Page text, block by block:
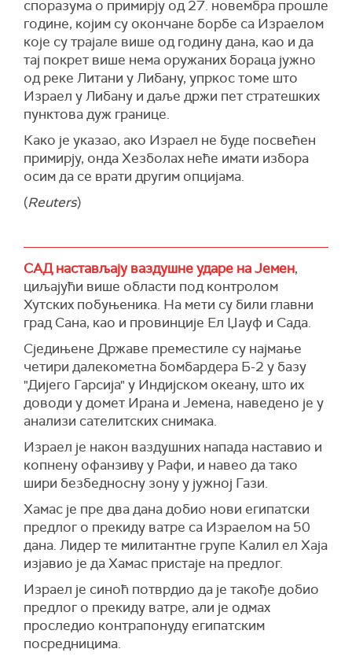
Хамнеи је оценио Трампову поруку као
"обмањујућу", док је ирански министар
спољних послова Абас Аракчи рекао да
преговори нису могући док Вашингтон не
промени своју политику "максималног
притиска".
Аракчи је рекао да је Иран детаљно проучио
Трампово писмо и да је посредством Омана
послао "одговарајући одговор".
Током свог првог мандата од 2017. до 2021.
године, Трамп је повукао САД из нуклеарног
санкција.
Након тога, Иран је прекршио одредбе
споразума повећањем обогаћивања
уранијума, посебно након што су САД поново
увеле санкције. Западне силе оптужују Иран
да тајно развија нуклеарно оружје, док
Техеран тврди да развија свој нуклеарни
програм искључиво у цивилне сврхе.
"Либан је одговоран за оно што долази са
његове територије и мора да обезбеди да…
ниједан напад на Израел не дође са његове
територије", каже Нетанјаху, очигледно
мислећи на недавну ракетну ватру.
Захваљује САД на извођењу напада против
Хута у Јемену, називајући то "великом
променом".
(Times of Israel)
( Танјуг)
споразума о примирју од 27. новембра прошле
године, којим су окончане борбе са Израелом
које су трајале више од годину дана, као и да
тај покрет више нема оружаних бораца јужно
од реке Литани у Либану, упркос томе што
Израел у Либану и даље држи пет стратешких
пунктова дуж границе.
Како је указао, ако Израел не буде посвећен
примирју, онда Хезболах неће имати избора
осим да се врати другим опцијама.
(Reuters)
САД настављају ваздушне ударе на Јемен,
циљајући више области под контролом
Хутских побуњеника. На мети су били главни
град Сана, као и провинције Ел Џауф и Сада.
Сједињене Државе преместиле су најмање
четири далекометна бомбардера Б-2 у базу
"Дијего Гарсија" у Индијском океану, што их
доводи у домет Ирана и Јемена, наведено је у
анализи сателитских снимака.
Израел је након ваздушних напада наставио и
копнену офанзиву у Рафи, и навео да тако
шири безбедносну зону у јужној Гази.
Хамас је пре два дана добио нови египатски
предлог о прекиду ватре са Израелом на 50
дана. Лидер те милитантне групе Калил ел Хаја
изјавио је да Хамас пристаје на предлог.
Израел је синоћ потврдио да је такође добио
предлог о прекиду ватре, али је одмах
проследио контрапонуду египатским
посредницима.